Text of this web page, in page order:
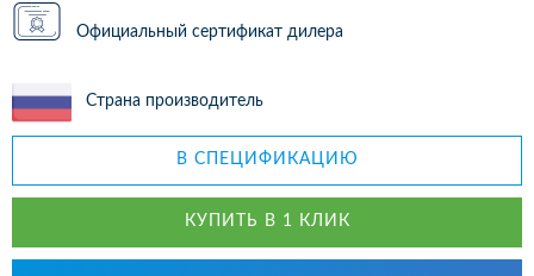
Официальный сертификат дилера
Страна производитель
В СПЕЦИФИКАЦИЮ
КУПИТЬ В 1 КЛИК